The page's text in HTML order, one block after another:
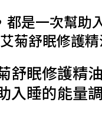
都是一次幫助
菊舒眠修護
舒眠修護精
入睡的能量